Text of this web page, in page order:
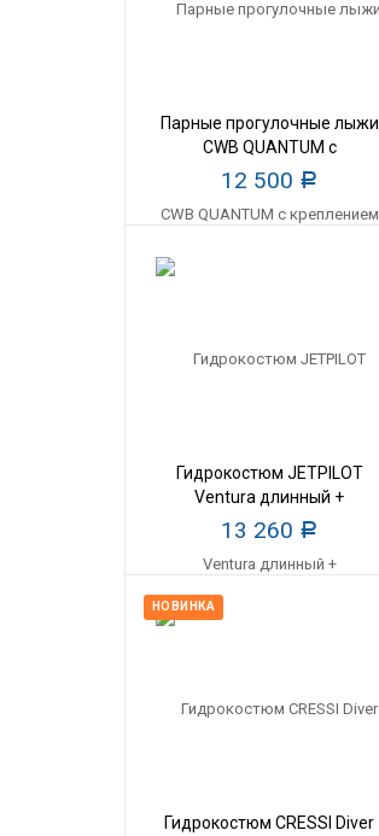
Парные прогулочные лыжи
CWB QUANTUM с
креплением SLIDE
12 500 Р
Гидрокостюм JETPILOT
Ventura длинный +
гидрокуртка мужской
13 260 Р
НОВИНКА
Гидрокостюм CRESSI Diver